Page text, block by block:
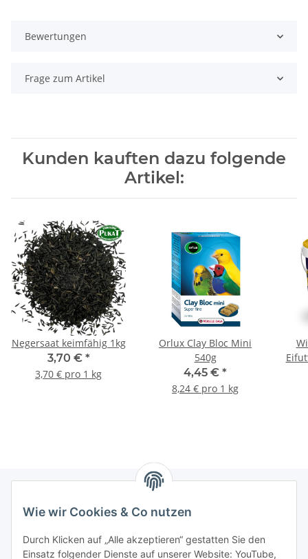
Wie wir Cookies & Co nutzen
Durch Klicken auf „Alle akzeptieren“ gestatten Sie den
Einsatz folgender Dienste auf unserer Website: YouTube,
Bewertungen
Frage zum Artikel
Kunden kauften dazu folgende
Artikel:
Negersaat keimfähig 1kg
3,70 € *
3,70 € pro 1 kg
Orlux Clay Bloc Mini
540g
4,45 € *
8,24 € pro 1 kg
Informationen